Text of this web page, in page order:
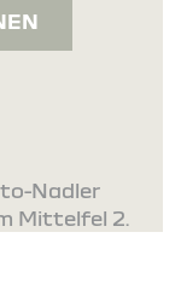
Nadler
Mittelfel 2.